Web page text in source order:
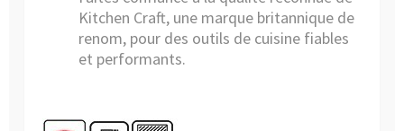
Kitchen Craft, une marque britannique de
renom, pour des outils de cuisine fiables
et performants.